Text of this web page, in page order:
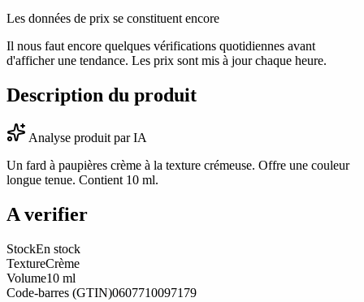
Les données de prix se constituent encore
Il nous faut encore quelques vérifications quotidiennes avant
d'afficher une tendance. Les prix sont mis à jour chaque heure.
Description du produit
Analyse produit par IA
Un fard à paupières crème à la texture crémeuse. Offre une couleur
longue tenue. Contient 10 ml.
A verifier
StockEn stock
TextureCrème
Volume10 ml
Code-barres (GTIN)0607710097179